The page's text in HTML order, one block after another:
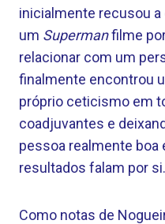
inicialmente recusou a
um Supermanfilme
relacionar com um
finalmente encontrou
próprio ceticismo em
coadjuvantes e
pessoa realmente boa
resultados falam por si.
Como notas de